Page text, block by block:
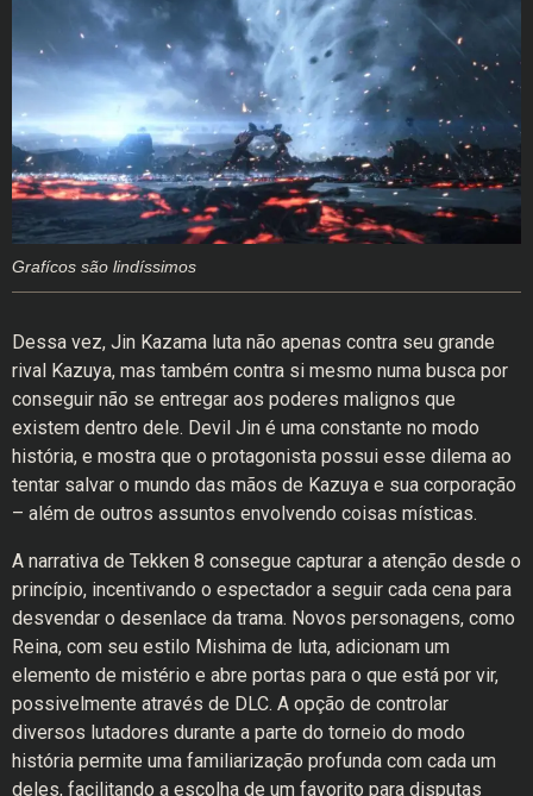
Grafícos são lindíssimos
Dessa vez, Jin Kazama luta não apenas contra seu grande
rival Kazuya, mas também contra si mesmo numa busca por
conseguir não se entregar aos poderes malignos que
existem dentro dele. Devil Jin é uma constante no modo
história, e mostra que o protagonista possui esse dilema ao
tentar salvar o mundo das mãos de Kazuya e sua corporação
– além de outros assuntos envolvendo coisas místicas.
A narrativa de Tekken 8 consegue capturar a atenção desde o
princípio, incentivando o espectador a seguir cada cena para
desvendar o desenlace da trama. Novos personagens, como
Reina, com seu estilo Mishima de luta, adicionam um
elemento de mistério e abre portas para o que está por vir,
possivelmente através de DLC. A opção de controlar
diversos lutadores durante a parte do torneio do modo
história permite uma familiarização profunda com cada um
deles, facilitando a escolha de um favorito para disputas